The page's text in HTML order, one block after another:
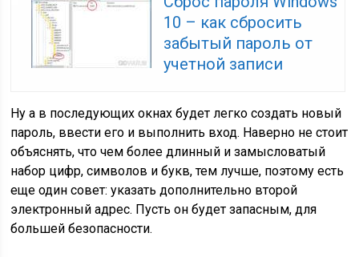
10 – как сбросить
забытый пароль от
учетной записи
Ну а в последующих окнах будет легко создать новый
пароль, ввести его и выполнить вход. Наверно не стоит
объяснять, что чем более длинный и замысловатый
набор цифр, символов и букв, тем лучше, поэтому есть
еще один совет: указать дополнительно второй
электронный адрес. Пусть он будет запасным, для
большей безопасности.